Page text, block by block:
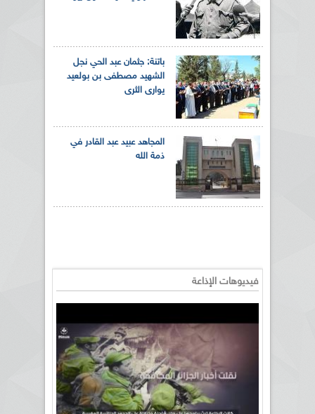
باتنة: جثمان عبد الحي نجل
الشهيد مصطفى بن بولعيد
يوارى الثرى
المجاهد عبيد عبد القادر في
ذمة الله
فيديوهات الإذاعة